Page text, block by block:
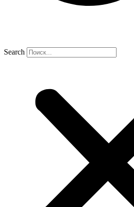
Search